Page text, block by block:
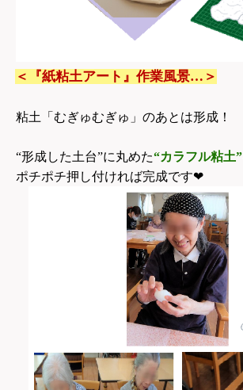
＜『紙粘土アート』作業風景…＞
粘土「むぎゅむぎゅ」のあとは形成！
“形成した土台”に丸めた“カラフル粘土”
ポチポチ押し付ければ完成です❤